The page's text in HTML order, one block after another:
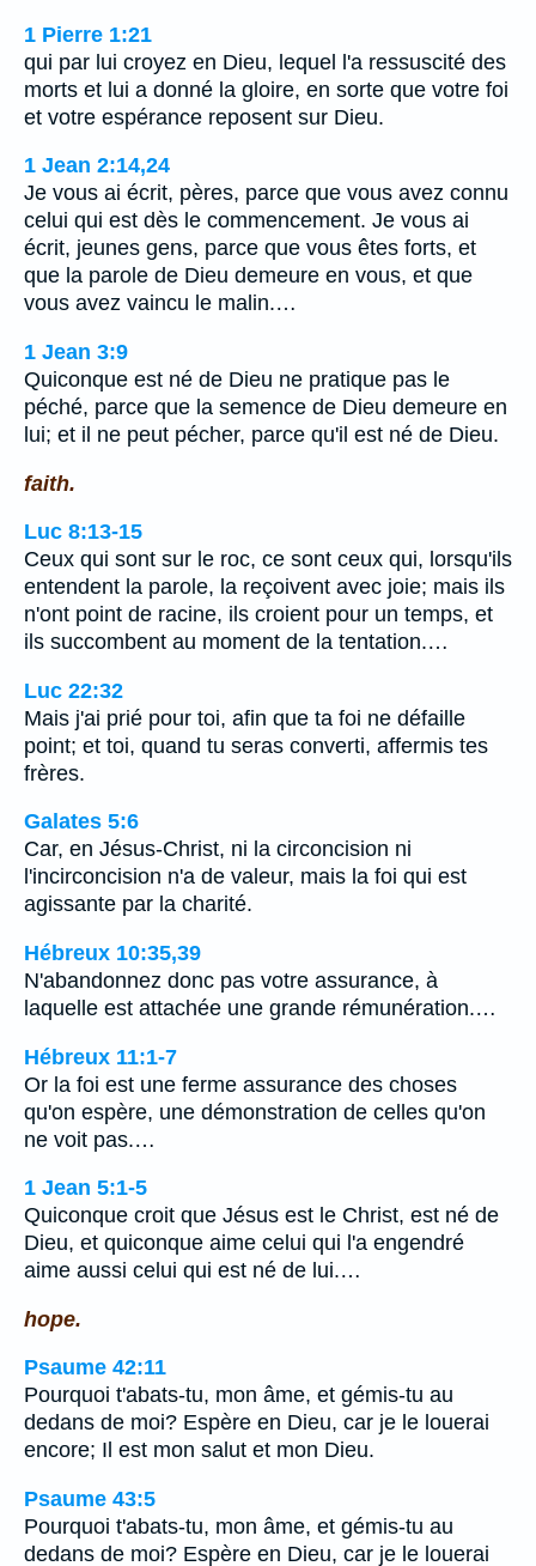
1 Pierre 1:21
qui par lui croyez en Dieu, lequel l'a ressuscité des
morts et lui a donné la gloire, en sorte que votre foi
et votre espérance reposent sur Dieu.
1 Jean 2:14,24
Je vous ai écrit, pères, parce que vous avez connu
celui qui est dès le commencement. Je vous ai
écrit, jeunes gens, parce que vous êtes forts, et
que la parole de Dieu demeure en vous, et que
vous avez vaincu le malin.…
1 Jean 3:9
Quiconque est né de Dieu ne pratique pas le
péché, parce que la semence de Dieu demeure en
lui; et il ne peut pécher, parce qu'il est né de Dieu.
faith.
Luc 8:13-15
Ceux qui sont sur le roc, ce sont ceux qui, lorsqu'ils
entendent la parole, la reçoivent avec joie; mais ils
n'ont point de racine, ils croient pour un temps, et
ils succombent au moment de la tentation.…
Luc 22:32
Mais j'ai prié pour toi, afin que ta foi ne défaille
point; et toi, quand tu seras converti, affermis tes
frères.
Galates 5:6
Car, en Jésus-Christ, ni la circoncision ni
l'incirconcision n'a de valeur, mais la foi qui est
agissante par la charité.
Hébreux 10:35,39
N'abandonnez donc pas votre assurance, à
laquelle est attachée une grande rémunération.…
Hébreux 11:1-7
Or la foi est une ferme assurance des choses
qu'on espère, une démonstration de celles qu'on
ne voit pas.…
1 Jean 5:1-5
Quiconque croit que Jésus est le Christ, est né de
Dieu, et quiconque aime celui qui l'a engendré
aime aussi celui qui est né de lui.…
hope.
Psaume 42:11
Pourquoi t'abats-tu, mon âme, et gémis-tu au
dedans de moi? Espère en Dieu, car je le louerai
encore; Il est mon salut et mon Dieu.
Psaume 43:5
Pourquoi t'abats-tu, mon âme, et gémis-tu au
dedans de moi? Espère en Dieu, car je le louerai